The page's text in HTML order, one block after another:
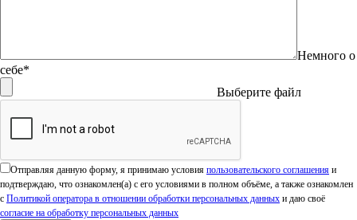
Немного о
себе*
Выберите файл
Отправляя данную форму, я принимаю условия пользовательского соглашения и
подтверждаю, что ознакомлен(а) с его условиями в полном объёме, а также ознакомлен
с Политикой оператора в отношении обработки персональных данных и даю своё
согласие на обработку персональных данных